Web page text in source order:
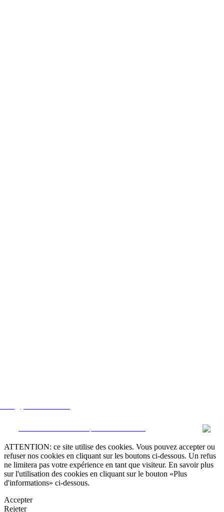
ATTENTION: ce site utilise des cookies. Vous pouvez accepter ou
refuser nos cookies en cliquant sur les boutons ci-dessous. Un refus
ne limitera pas votre expérience en tant que visiteur. En savoir plus
sur l'utilisation des cookies en cliquant sur le bouton «Plus
d'informations» ci-dessous.
Accepter
Rejeter